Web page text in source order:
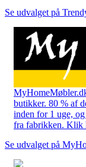
Se udvalget på
butikker. 80 % af
inden for 1 uge,
fra fabrikken. Klik
Se udvalget på